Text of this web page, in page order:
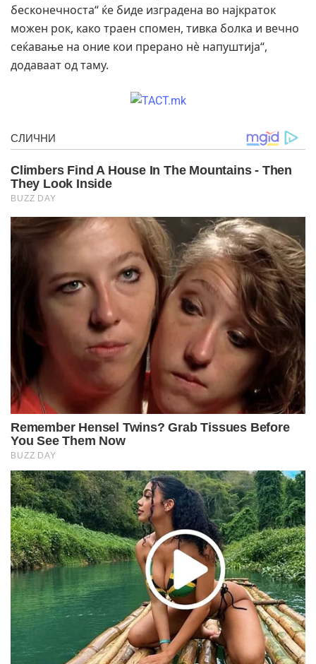
бесконечноста“ ќе биде изградена во најкраток
можен рок, како траен спомен, тивка болка и вечно
сеќавање на оние кои прерано нè напуштија“,
додаваат од таму.